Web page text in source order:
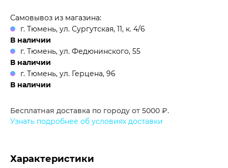
Самовывоз из магазина:
г. Тюмень, ул. Сургутская, 11, к. 4/6
В наличии
г. Тюмень, ул. Федюнинского, 55
В наличии
г. Тюмень, ул. Герцена, 96
В наличии
Бесплатная доставка по городу от 5000 ₽.
Узнать подробнее об условиях доставки
Характеристики